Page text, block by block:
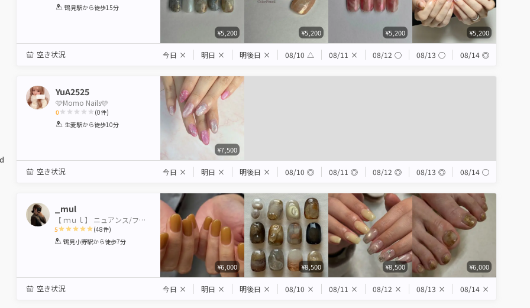
1 2 3 4 5
鶴見駅から徒歩15分
¥5,200 ¥5,200 ¥5,200 ¥5,200
空き状況 今日 × 明日 × 明後日 × 08/10 △ 08/11 × 08/12 ◯ 08/13 ◯ 08/14 ◎
YuA2525
🩷Momo Nails🩷
0
1 2 3 4 5
(0件)
生麦駅から徒歩10分
¥7,500
空き状況 今日 × 明日 × 明後日 × 08/10 ◎ 08/11 ◎ 08/12 ◎ 08/13 ◎ 08/14 ◯
_mul
【 ｍｕｌ】 ニュアンス/フィルイン/持ち込み
5
1 2 3 4 5
(48件)
鶴見小野駅から徒歩7分
¥6,000 ¥8,500 ¥8,500 ¥6,000
空き状況 今日 × 明日 × 明後日 × 08/10 × 08/11 × 08/12 × 08/13 × 08/14 ×